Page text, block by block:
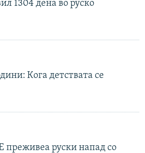
1304 дена во руско
Кога детствата се
преживеа руски напад со